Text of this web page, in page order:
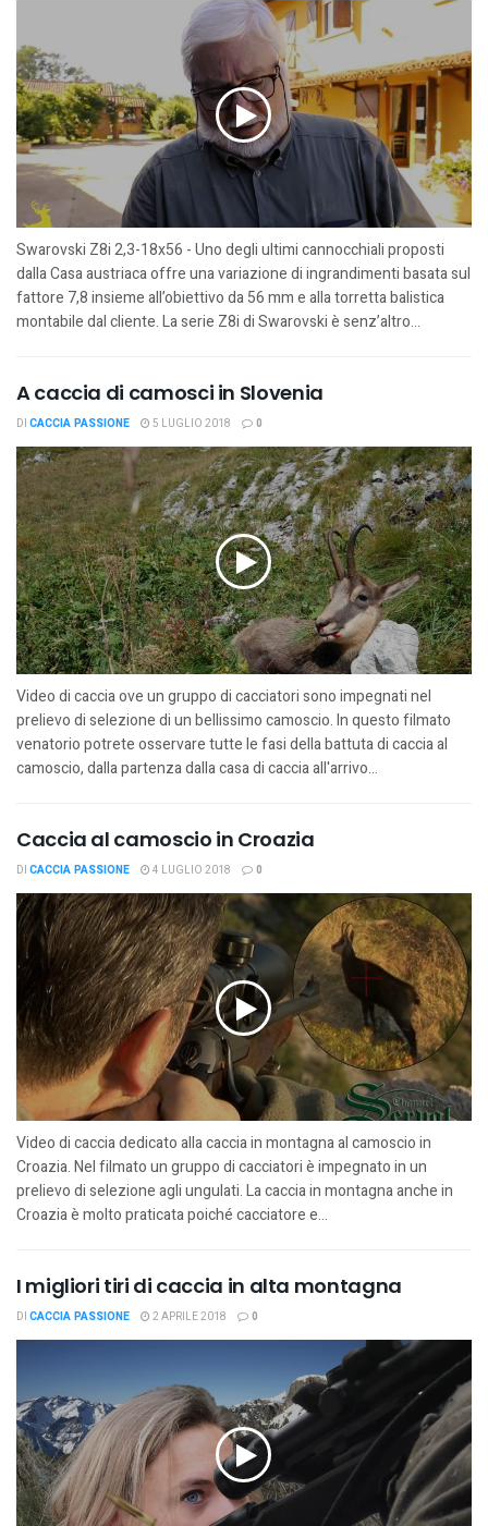
Swarovski Z8i 2,3-18x56 - Uno degli ultimi cannocchiali proposti
dalla Casa austriaca offre una variazione di ingrandimenti basata sul
fattore 7,8 insieme all’obiettivo da 56 mm e alla torretta balistica
montabile dal cliente. La serie Z8i di Swarovski è senz’altro...
A caccia di camosci in Slovenia
DI CACCIA PASSIONE 5 LUGLIO 2018 0
Video di caccia ove un gruppo di cacciatori sono impegnati nel
prelievo di selezione di un bellissimo camoscio. In questo filmato
venatorio potrete osservare tutte le fasi della battuta di caccia al
camoscio, dalla partenza dalla casa di caccia all'arrivo...
Caccia al camoscio in Croazia
DI CACCIA PASSIONE 4 LUGLIO 2018 0
Video di caccia dedicato alla caccia in montagna al camoscio in
Croazia. Nel filmato un gruppo di cacciatori è impegnato in un
prelievo di selezione agli ungulati. La caccia in montagna anche in
Croazia è molto praticata poiché cacciatore e...
I migliori tiri di caccia in alta montagna
DI CACCIA PASSIONE 2 APRILE 2018 0